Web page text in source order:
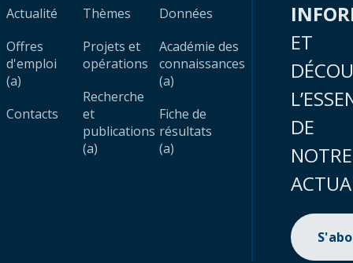
Actualité
Offres
d'emploi
(a)
Contacts
Thèmes
Projets et
opérations
Recherche
et
publications
(a)
Données
Académie des
connaissances
(a)
Fiche de
résultats
(a)
ET
DE
NOTRE